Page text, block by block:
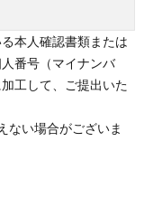
本人確認書類または
番号（マイナンバ
工して、ご提出いた
ない場合がございま